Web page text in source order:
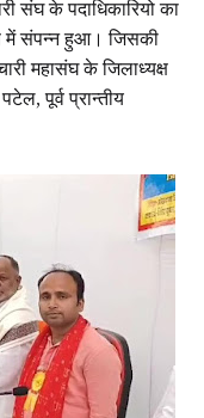
संघ के पदाधिकारियो का
में संपन्न हुआ। जिसकी
महासंघ के जिलाध्यक्ष
पूर्व प्रान्तीय